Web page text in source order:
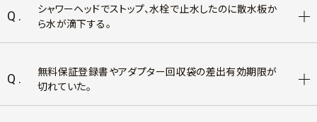
Q.
シャワーヘッドでストップ、水栓で止水したのに散水板か
ら水が滴下する。
Q.
無料保証登録書やアダプター回収袋の差出有効期限が
切れていた。